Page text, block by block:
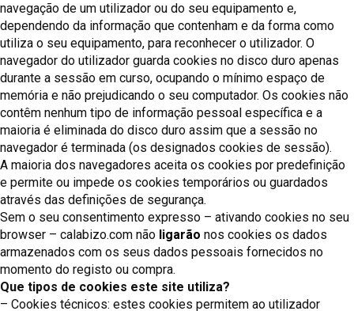
navegação de um utilizador ou do seu equipamento e,
dependendo da informação que contenham e da forma como
utiliza o seu equipamento, para reconhecer o utilizador. O
navegador do utilizador guarda cookies no disco duro apenas
durante a sessão em curso, ocupando o mínimo espaço de
memória e não prejudicando o seu computador. Os cookies não
contêm nenhum tipo de informação pessoal específica e a
maioria é eliminada do disco duro assim que a sessão no
navegador é terminada (os designados cookies de sessão).
A maioria dos navegadores aceita os cookies por predefinição
e permite ou impede os cookies temporários ou guardados
através das definições de segurança.
Sem o seu consentimento expresso – ativando cookies no seu
browser – calabizo.com não ligarão nos cookies os dados
armazenados com os seus dados pessoais fornecidos no
momento do registo ou compra.
Que tipos de cookies este site utiliza?
– Cookies técnicos: estes cookies permitem ao utilizador